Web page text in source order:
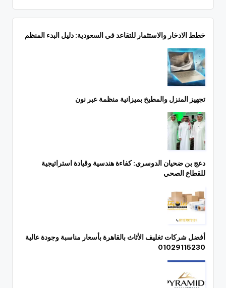
خطط الادخار والاستثمار للتقاعد في السعودية: دليل البدء المنظم
تجهيز المنزل والمطبخ بميزانية منظمة عبر نون
دعج بن ضحيان الدوسري: كفاءة هندسية وقيادة استراتيجية
للقطاع الصحي
أفضل شركات تغليف الأثاث بالقاهرة بأسعار مناسبة وجودة عالية
01029115230